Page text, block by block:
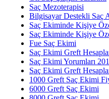
Saç Mezoterapisi
Bilgisayar Destekli Saç
Saç Ekiminde Kişiye
Saç Ekiminde Kişiye
Fue Saç Ekimi
Saç Ekimi Greft
Saç Ekimi Yorumları
Saç Ekimi Greft
1000 Greft Saç Ekimi
6000 Greft Saç Ekimi